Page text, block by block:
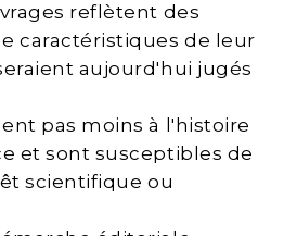
reflètent des
caractéristiques de leur
aujourd'hui jugés
pas moins à l'histoire
et sont susceptibles de
scientifique ou